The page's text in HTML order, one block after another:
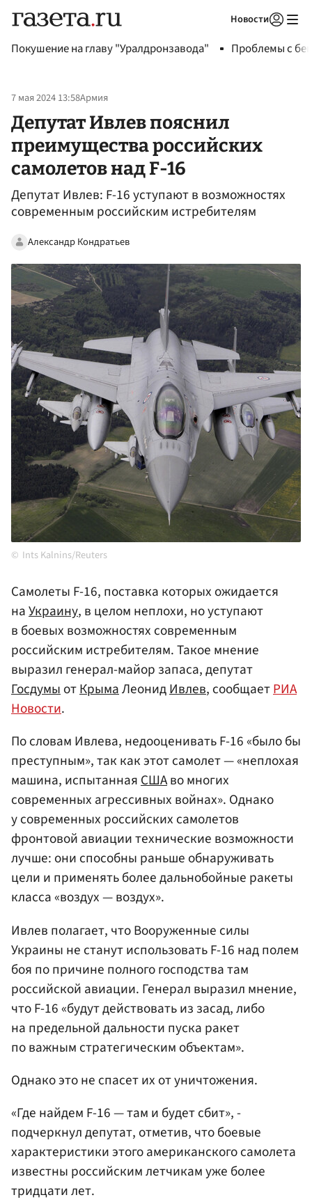
Новости
Покушение на главу "Уралдронзавода" Проблемы с
7 мая 2024 13:58Армия
Депутат Ивлев пояснил
преимущества российских
самолетов над F-16
Депутат Ивлев: F-16 уступают в возможностях
современным российским истребителям
Александр Кондратьев
Ints Kalnins/Reuters
Самолеты F-16, поставка которых ожидается
наУкраину, в целом неплохи, но уступают
в боевых возможностях современным
российским истребителям. Такое мнение
выразил генерал-майор запаса, депутат
ГосдумыотКрымаЛеонидИвлев, сообщаетРИА
Новости.
По словам Ивлева, недооценивать F-16 «было бы
преступным», так как этот самолет — «неплохая
машина, испытаннаяСШАво многих
современных агрессивных войнах». Однако
у современных российских самолетов
фронтовой авиации технические возможности
лучше: они способны раньше обнаруживать
цели и применять более дальнобойные ракеты
класса «воздух — воздух».
Ивлев полагает, что Вооруженные силы
Украины не станут использовать F-16 над полем
боя по причине полного господства там
российской авиации. Генерал выразил мнение,
что F-16 «будут действовать из засад, либо
на предельной дальности пуска ракет
по важным стратегическим объектам».
Однако это не спасет их от уничтожения.
«Где найдем F-16 — там и будет сбит», -
подчеркнул депутат, отметив, что боевые
характеристики этого американского самолета
известны российским летчикам уже более
тридцати лет.